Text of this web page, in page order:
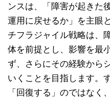
ンスは、「障害が起きた
運用に戻せるか」を主眼
チフラジャイル戦略は、
体を前提とし、影響を最
ず、さらにその経験から
いくことを目指します。
「回復する」のではなく